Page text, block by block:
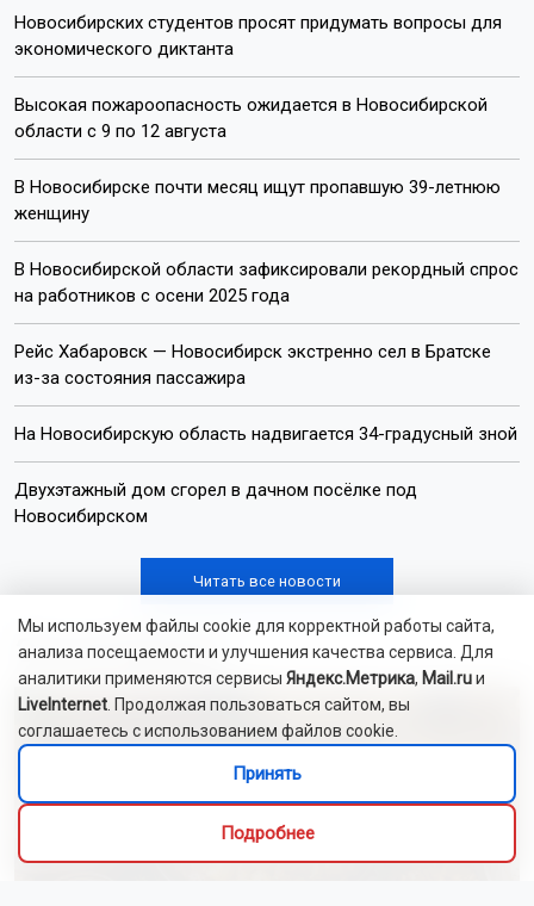
Новосибирских студентов просят придумать вопросы для
экономического диктанта
Высокая пожароопасность ожидается в Новосибирской
области с 9 по 12 августа
В Новосибирске почти месяц ищут пропавшую 39-летнюю
женщину
В Новосибирской области зафиксировали рекордный спрос
на работников с осени 2025 года
Рейс Хабаровск — Новосибирск экстренно сел в Братске
из-за состояния пассажира
На Новосибирскую область надвигается 34-градусный зной
Двухэтажный дом сгорел в дачном посёлке под
Новосибирском
Читать все новости
Это интересно
Мы используем файлы cookie для корректной работы сайта,
анализа посещаемости и улучшения качества сервиса. Для
аналитики применяются сервисы Яндекс.Метрика, Mail.ruи
LiveInternet . Продолжая пользоваться сайтом, вы
соглашаетесь с использованием файлов cookie.
Принять
Подробнее